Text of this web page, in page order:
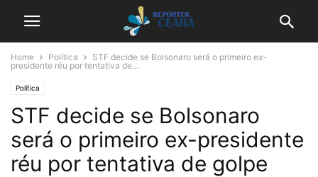
Home Política
STF decide se Bolsonaro será o primeiro ex-
presidente réu por tentativa de...
Política
STF decide se Bolsonaro
será o primeiro ex-presidente
réu por tentativa de golpe